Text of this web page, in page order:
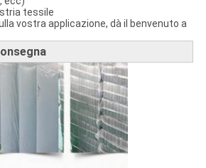
tessile
vostra applicazione, dà il benvenuto a